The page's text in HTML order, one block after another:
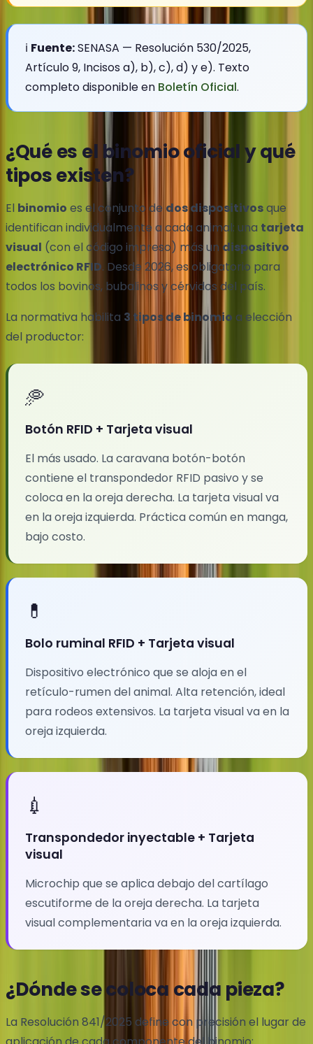
ℹ️ Fuente:SENASA — Resolución 530/2025,
Artículo 9, Incisos a), b), c), d) y e). Texto
completo disponible en Boletín Oficial.
¿Qué es el binomio oficial y qué
tipos existen?
El binomio es el conjunto de dos dispositivosque
identifican individualmente a cada animal: una tarjeta
visual (con el código impreso) más un dispositivo
electrónico RFID. Desde 2026, es obligatorio para
todos los bovinos, bubalinos y cérvidos del país.
La normativa habilita 3 tipos de binomio a elección
del productor:
🥏
Botón RFID + Tarjeta visual
El más usado. La caravana botón-botón
contiene el transpondedor RFID pasivo y se
coloca en la oreja derecha. La tarjeta visual va
en la oreja izquierda. Práctica común en manga,
bajo costo.
💊
Bolo ruminal RFID + Tarjeta visual
Dispositivo electrónico que se aloja en el
retículo-rumen del animal. Alta retención, ideal
para rodeos extensivos. La tarjeta visual va en la
oreja izquierda.
💉
Transpondedor inyectable + Tarjeta
visual
Microchip que se aplica debajo del cartílago
escutiforme de la oreja derecha. La tarjeta
visual complementaria va en la oreja izquierda.
¿Dónde se coloca cada pieza?
La Resolución 841/2025 define con precisión el lugar de